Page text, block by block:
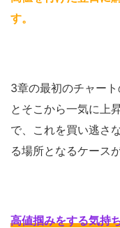
す。
3章の最初のチャー
とそこから一気に上
で、これを買い逃さ
る場所となるケース
高値掴みをする気持